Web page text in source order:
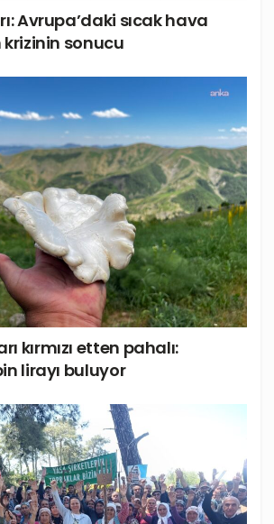
Avrupa’daki sıcak hava
sonucu
kırmızı etten pahalı:
lirayı buluyor